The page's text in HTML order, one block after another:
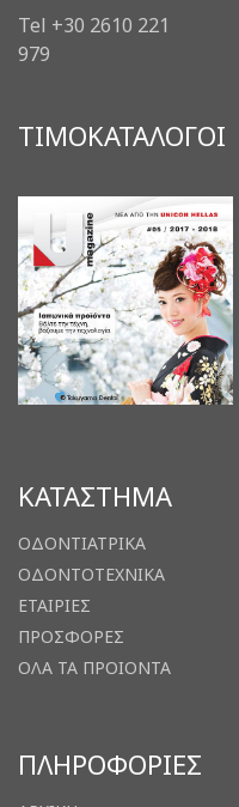
Tel +30 2610 221
979
ΤΙΜΟΚΑΤΑΛΟΓΟΙ
ΚΑΤΑΣΤΗΜΑ
ΟΔΟΝΤΙΑΤΡΙΚΑ
ΟΔΟΝΤΟΤΕΧΝΙΚΑ
ΕΤΑΙΡΙΕΣ
ΠΡΟΣΦΟΡΕΣ
ΟΛΑ ΤΑ ΠΡΟΙΟΝΤΑ
ΠΛΗΡΟΦΟΡΙΕΣ